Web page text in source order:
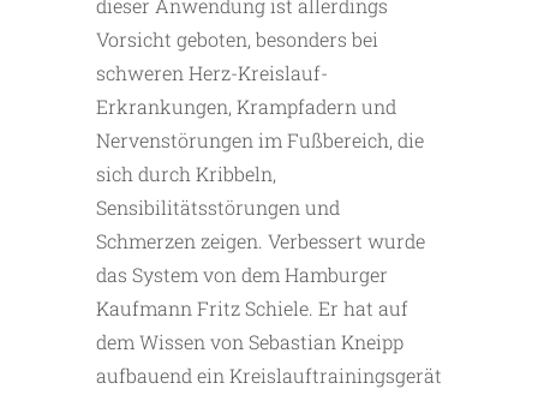
dieser Anwendung ist allerdings
Vorsicht geboten, besonders bei
schweren Herz-Kreislauf-
Erkrankungen, Krampfadern und
Nervenstörungen im Fußbereich, die
sich durch Kribbeln,
Sensibilitätsstörungen und
Schmerzen zeigen. Verbessert wurde
das System von dem Hamburger
Kaufmann Fritz Schiele. Er hat auf
dem Wissen von Sebastian Kneipp
aufbauend ein Kreislauftrainingsgerät